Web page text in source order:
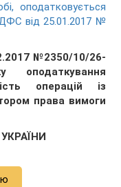
оподатковується
від 25.01.2017 №
№2350/10/26-
оподаткування
операцій із
права вимоги